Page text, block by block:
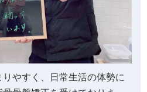
やすく、日常生活の体勢に